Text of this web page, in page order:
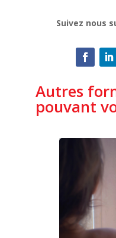
Suivez nous
Autres
pouvant